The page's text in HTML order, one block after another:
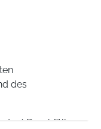
des
Durchfällen,